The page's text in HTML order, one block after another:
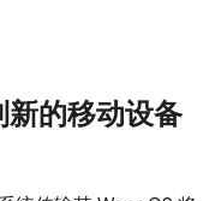
的移动设备